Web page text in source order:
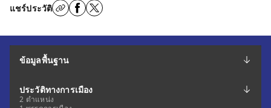
แชร์ประวัติ
ข้อมูลพื้นฐาน
ประวัติทางการเมือง
2 ตำแหน่ง